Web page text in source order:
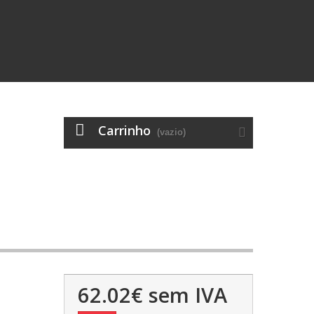
Carrinho (vazio)
62.02€ sem IVA